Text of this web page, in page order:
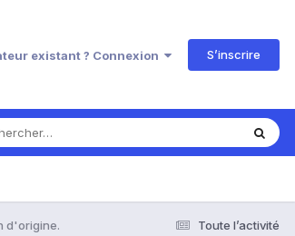
existant ? Connexion S’inscrire
Toute l’activité
d'origine.